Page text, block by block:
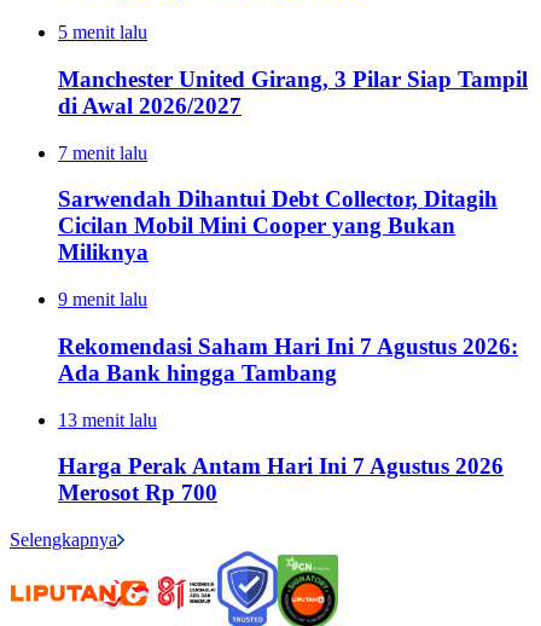
5 menit lalu
Manchester United Girang, 3 Pilar Siap Tampil
di Awal 2026/2027
7 menit lalu
Sarwendah Dihantui Debt Collector, Ditagih
Cicilan Mobil Mini Cooper yang Bukan
Miliknya
9 menit lalu
Rekomendasi Saham Hari Ini 7 Agustus 2026:
Ada Bank hingga Tambang
13 menit lalu
Harga Perak Antam Hari Ini 7 Agustus 2026
Merosot Rp 700
Selengkapnya